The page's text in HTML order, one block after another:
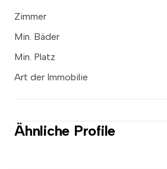
Zimmer
Min. Bäder
Min. Platz
Art der Immobilie
Ähnliche Profile